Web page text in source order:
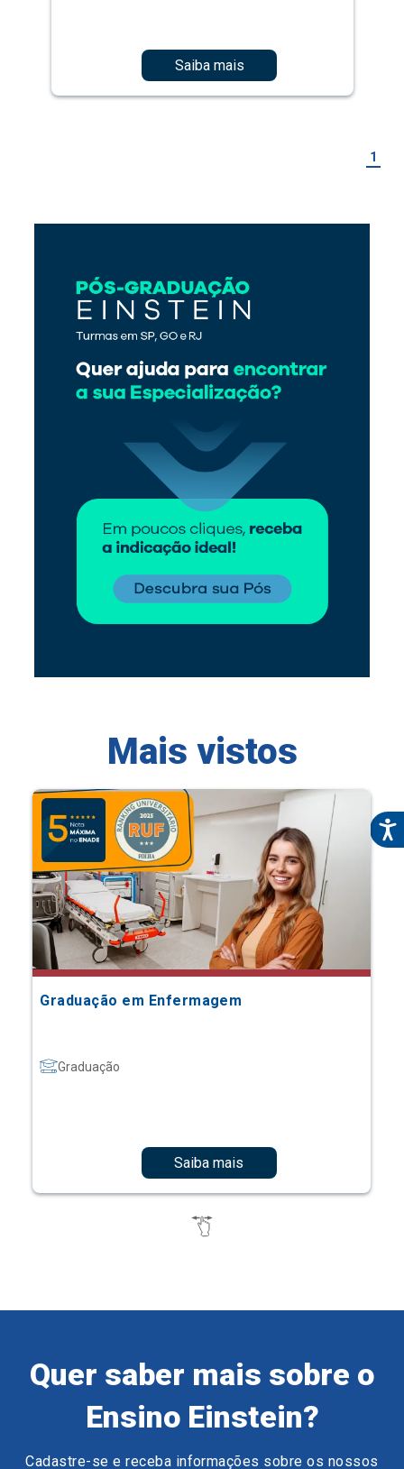
Saiba mais
1
Mais vistos
Graduação em Enfermagem
Graduação
Saiba mais
Quer saber mais sobre o
Ensino Einstein?
Cadastre-se e receba informações sobre os nossos